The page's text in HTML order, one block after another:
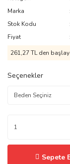
Marka
Stok Kodu
Fiyat
261,27 TL den
Seçenekler
Sepete